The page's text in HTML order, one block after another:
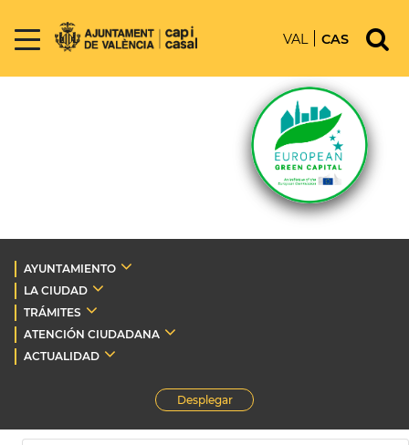
VAL CAS
AYUNTAMIENTO
LA CIUDAD
TRÁMITES
ATENCIÓN CIUDADANA
ACTUALIDAD
Desplegar